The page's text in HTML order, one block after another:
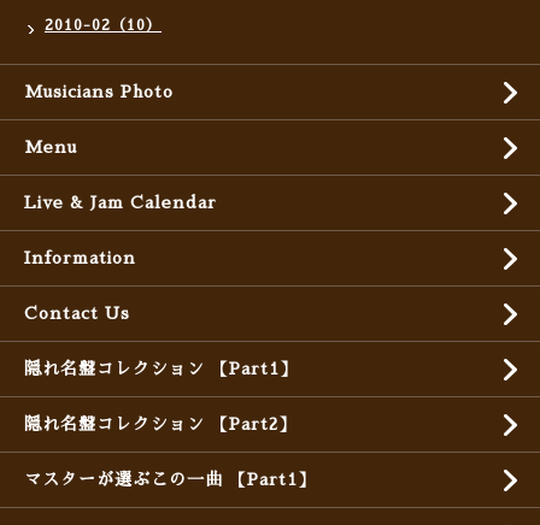
2010-02（10）
Musicians Photo
Menu
Live & Jam Calendar
Information
Contact Us
隠れ名盤コレクション 【Part1】
隠れ名盤コレクション 【Part2】
マスターが選ぶこの一曲 【Part1】